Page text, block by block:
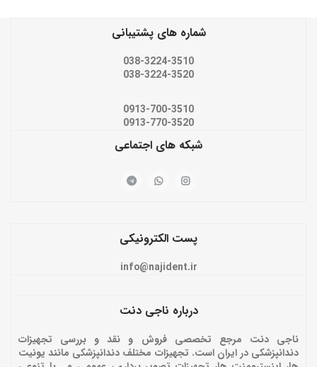
شماره های پشتیبانی
038-3224-3510
038-3224-3520
0913-700-3510
0913-770-3520
شبکه های اجتماعی
پست الکترونیکی
info@najident.ir
درباره ناجی دنت
ناجی دنت مرجع تخصصی فروش و نقد و بررسی تجهیزات
دندانپزشکی در ایران است. تجهیزات مختلف دندانپزشکی مانند یونیت